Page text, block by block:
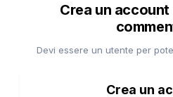
Crea un
Devi essere un utente per
Crea un